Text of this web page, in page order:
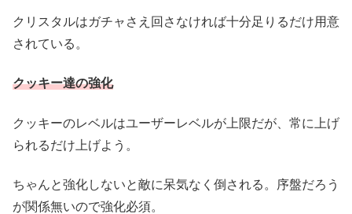
クリスタルはガチャさえ回さなければ十分足りるだけ用意
されている。
クッキー達の強化
クッキーのレベルはユーザーレベルが上限だが、常に上げ
られるだけ上げよう。
ちゃんと強化しないと敵に呆気なく倒される。序盤だろう
が関係無いので強化必須。